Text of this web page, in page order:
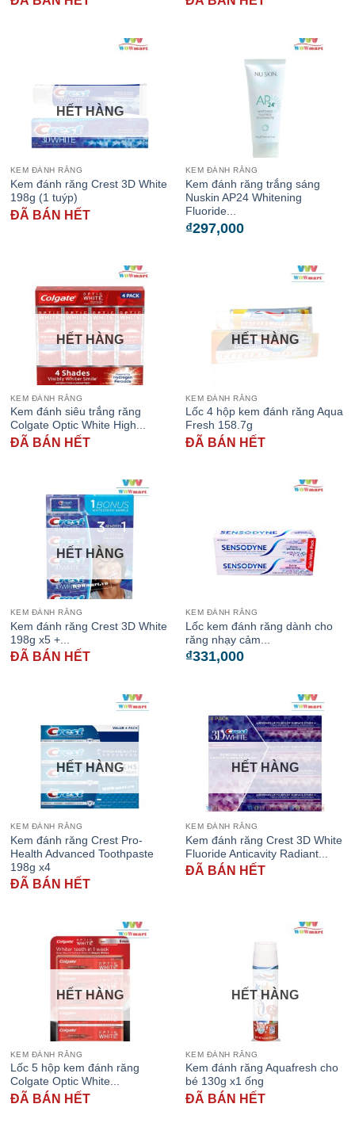
HẾT HÀNG
KEM ĐÁNH RĂNG
Kem đánh răng Crest 3D White
198g (1 tuýp)
ĐÃ BÁN HẾT
KEM ĐÁNH RĂNG
Kem đánh răng trắng sáng
Nuskin AP24 Whitening
Fluoride...
₫297,000
HẾT HÀNG
KEM ĐÁNH RĂNG
Kem đánh siêu trắng răng
Colgate Optic White High...
ĐÃ BÁN HẾT
HẾT HÀNG
KEM ĐÁNH RĂNG
Lốc 4 hộp kem đánh răng Aqua
Fresh 158.7g
ĐÃ BÁN HẾT
HẾT HÀNG
KEM ĐÁNH RĂNG
Kem đánh răng Crest 3D White
198g x5 +...
ĐÃ BÁN HẾT
KEM ĐÁNH RĂNG
Lốc kem đánh răng dành cho
răng nhạy cảm...
₫331,000
HẾT HÀNG
KEM ĐÁNH RĂNG
Kem đánh răng Crest Pro-
Health Advanced Toothpaste
198g x4
ĐÃ BÁN HẾT
HẾT HÀNG
KEM ĐÁNH RĂNG
Kem đánh răng Crest 3D White
Fluoride Anticavity Radiant...
ĐÃ BÁN HẾT
HẾT HÀNG
KEM ĐÁNH RĂNG
Lốc 5 hộp kem đánh răng
Colgate Optic White...
ĐÃ BÁN HẾT
HẾT HÀNG
KEM ĐÁNH RĂNG
Kem đánh răng Aquafresh cho
bé 130g x1 ống
ĐÃ BÁN HẾT